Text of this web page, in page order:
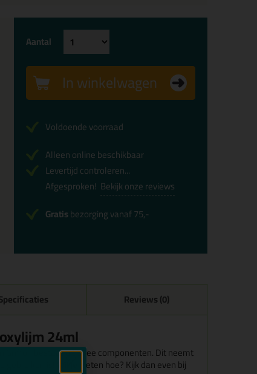
Aantal
In winkelwagen
Voldoende voorraad
Alleen online beschikbaar
Levertijd controleren...
Afgesproken! Bekijk onze reviews
Gratisbezorging vanaf 75,-
Reviews (0)
24ml
Griffon bestaat uit twee componenten. Dit neemt
gebruiken is! Wil je weten hoe? Kijk dan even bij